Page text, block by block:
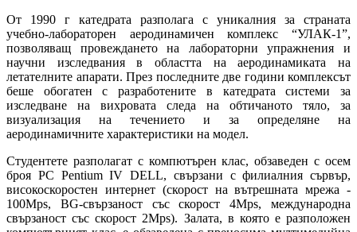
От 1990 г катедрата разполага с уникалния за страната
учебно-лабораторен аеродинамичен комплекс “УЛАК-1”,
позволяващ провеждането на лабораторни упражнения и
научни изследвания в областта на аеродинамиката на
летателните апарати. През последните две години комплексът
беше обогатен с разработените в катедрата системи за
изследване на вихровата следа на обтичаното тяло, за
визуализация на течението и за определяне на
аеродинамичните характеристики на модел.
Студентете разполагат с компютърен клас, обзаведен с осем
броя PC Pentium ІV DELL, свързани с филиалния сървър,
високоскоростен интернет (скорост на вътрешната мрежа -
100Mps, BG-свързаност със скорост 4Mps, международна
свързаност със скорост 2Mps). Залата, в която е разположен